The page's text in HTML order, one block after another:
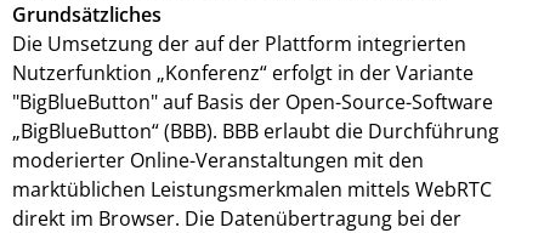
Grundsätzliches
Die Umsetzung der auf der Plattform integrierten
Nutzerfunktion „Konferenz“ erfolgt in der Variante
"BigBlueButton" auf Basis der Open-Source-Software
„BigBlueButton“ (BBB). BBB erlaubt die Durchführung
moderierter Online-Veranstaltungen mit den
marktüblichen Leistungsmerkmalen mittels WebRTC
direkt im Browser. Die Datenübertragung bei der